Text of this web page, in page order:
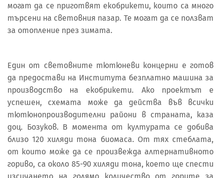
могат да се приготвят екобрикети, които са много
търсени на световния пазар. Те могат да се ползват
за отопление през зимата.
Един от световните тютюневи концерни е готов
да предостави на Института безплатно машина за
производство на екобрикети. Ако проектът е
успешен, схемата може да действа във всички
тютюнопроизводителни райони в страната, каза
доц. Бозуков. В момента от културата се добива
близо 120 хиляди тона биомаса. От тях стеблата,
от които може да се произвежда алтернативното
гориво, са около 85-90 хиляди тона, което ще спести
изсичането на голямо количество от горите за